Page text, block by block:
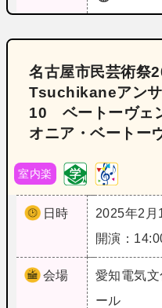
名古屋市民芸術
Tsuchikaneアンサ
10 ベートーヴェ
オニア・ベートー
室内楽
日時
2025年2月
開演：
会場 愛知電気
ール